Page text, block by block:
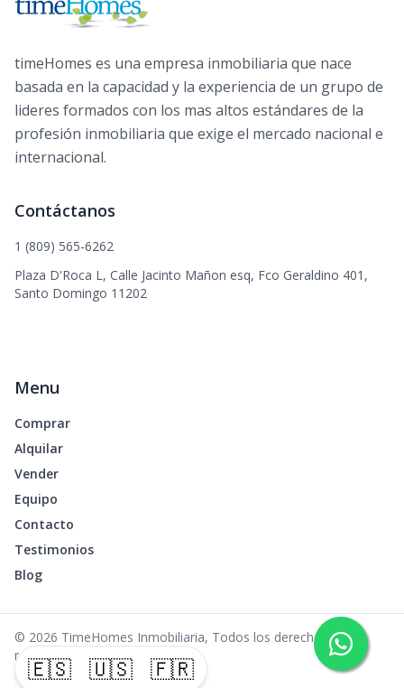
🇪🇸 🇺🇸 🇫🇷
timeHomes es una empresa inmobiliaria que nace
basada en la capacidad y la experiencia de un grupo de
lideres formados con los mas altos estándares de la
profesión inmobiliaria que exige el mercado nacional e
internacional.
Contáctanos
1 (809) 565-6262
Plaza D'Roca L, Calle Jacinto Mañon esq, Fco Geraldino 401,
Santo Domingo 11202
Menu
Comprar
Alquilar
Vender
Equipo
Contacto
Testimonios
Blog
© 2026 TimeHomes Inmobiliaria, Todos los derechos
reservados
Powered by
AlterEstate